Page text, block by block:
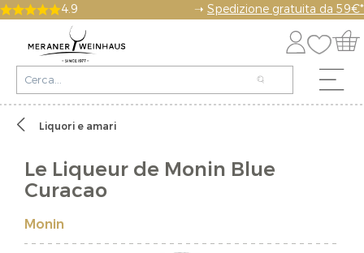
4.9 ➝ Spedizione gratuita da 59€*
Liquori e amari
Le Liqueur de Monin Blue
Curacao
Monin